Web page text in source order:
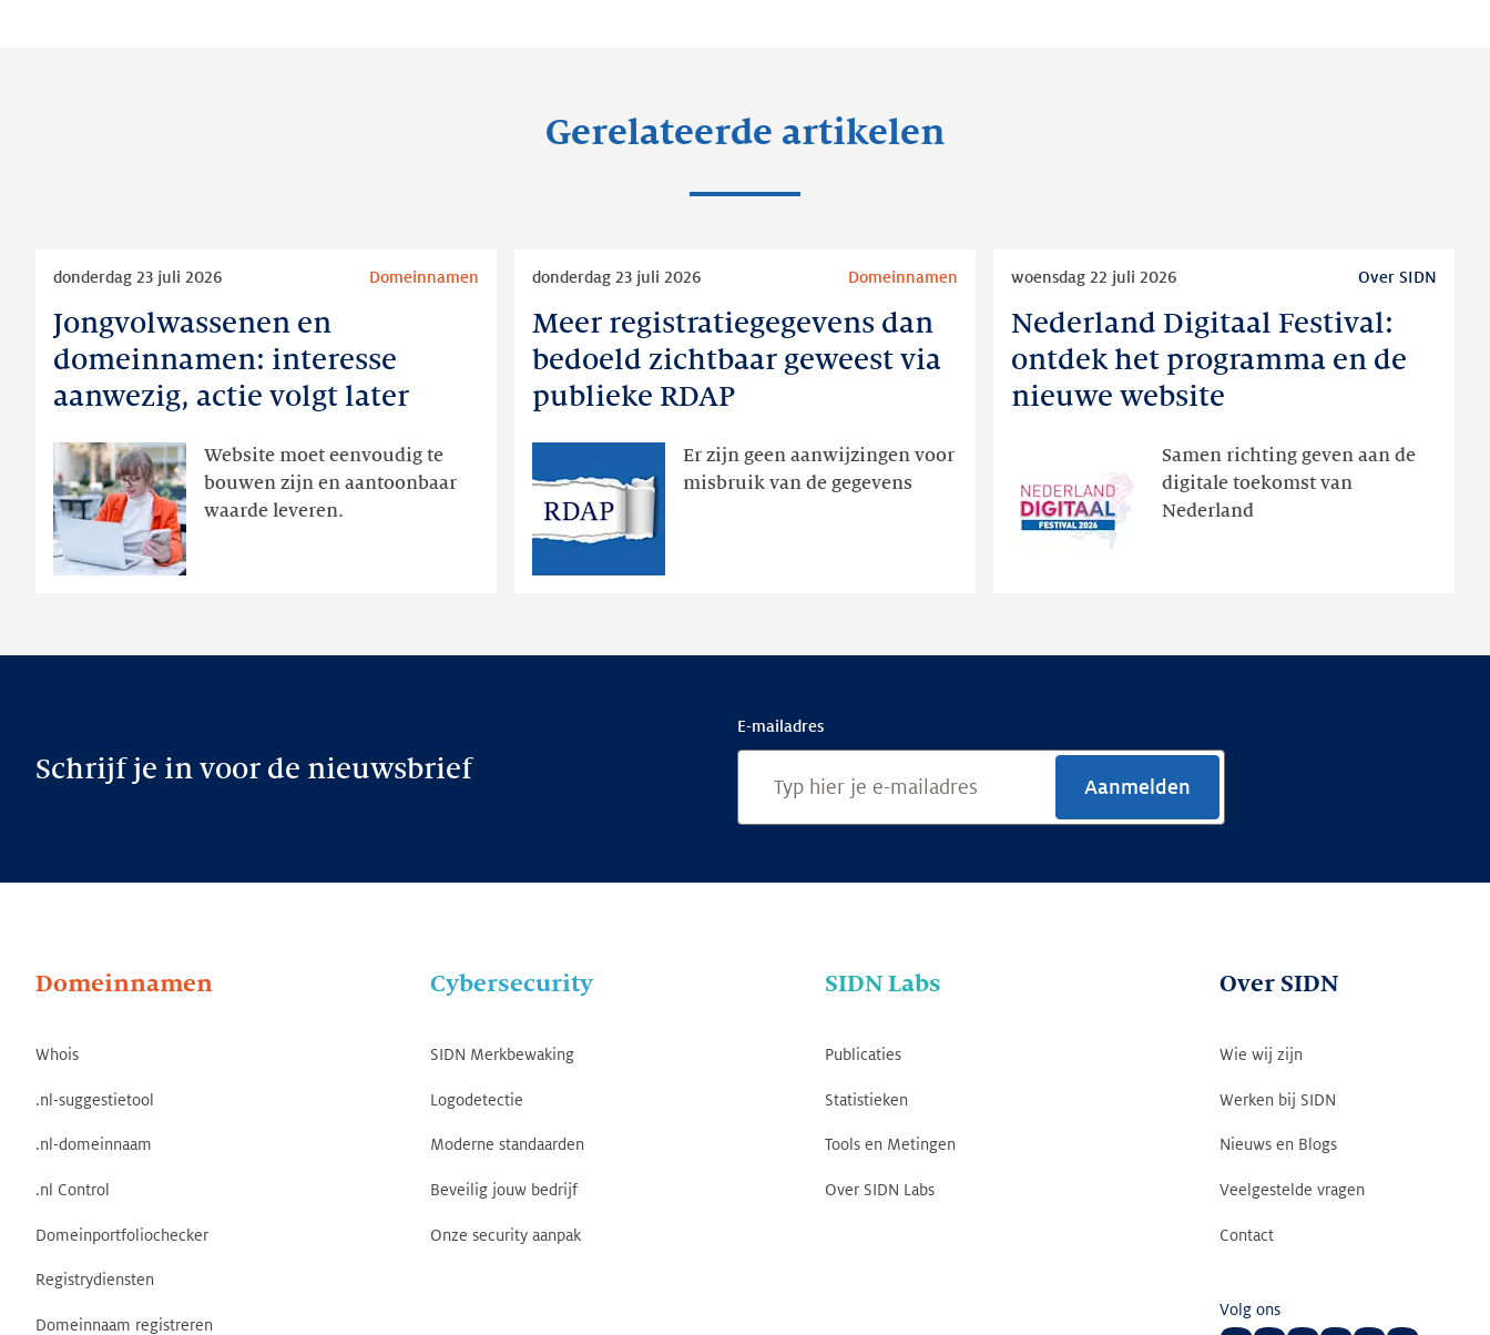
Gerelateerde artikelen
Jongvolwassenen en
domeinnamen: interesse
aanwezig, actie volgt later
donderdag 23 juli 2026 Domeinnamen
Website moet eenvoudig te
bouwen zijn en aantoonbaar
waarde leveren.
Jongvolwassenen
domeinnamen:
interesse
volgt
later
Meer registratiegegevens dan
bedoeld zichtbaar geweest via
publieke RDAP
donderdag 23 juli 2026 Domeinnamen
Er zijn geen aanwijzingen voor
misbruik van de gegevens
Meer
registratiegegevens
dan
bedoeld
via
publieke
RDAP
Nederland Digitaal Festival:
ontdek het programma en de
nieuwe website
woensdag 22 juli 2026 Over SIDN
Samen richting geven aan de
digitale toekomst van
Nederland
Nederland
Festival:
ontdek
Schrijf je in voor de nieuwsbrief
E-mailadres
Aanmelden
Domeinnamen
Whois
.nl-suggestietool
.nl-domeinnaam
.nl Control
Domeinportfoliochecker
Registrydiensten
Domeinnaam registreren
Cybersecurity
SIDN Merkbewaking
Logodetectie
Moderne standaarden
Beveilig jouw bedrijf
Onze security aanpak
SIDN Labs
Publicaties
Statistieken
Tools en Metingen
Over SIDN Labs
Over SIDN
Wie wij zijn
Werken bij SIDN
Nieuws en Blogs
Veelgestelde vragen
Contact
Volg ons